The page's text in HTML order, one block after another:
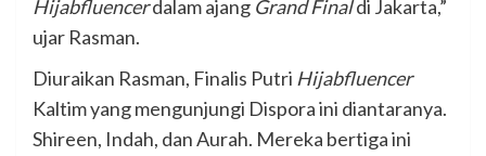
Hijabfluencerdalam ajang Grand Finaldi Jakarta,”
ujar Rasman.
Diuraikan Rasman, Finalis Putri Hijabfluencer
Kaltim yang mengunjungi Dispora ini diantaranya.
Shireen, Indah, dan Aurah. Mereka bertiga ini